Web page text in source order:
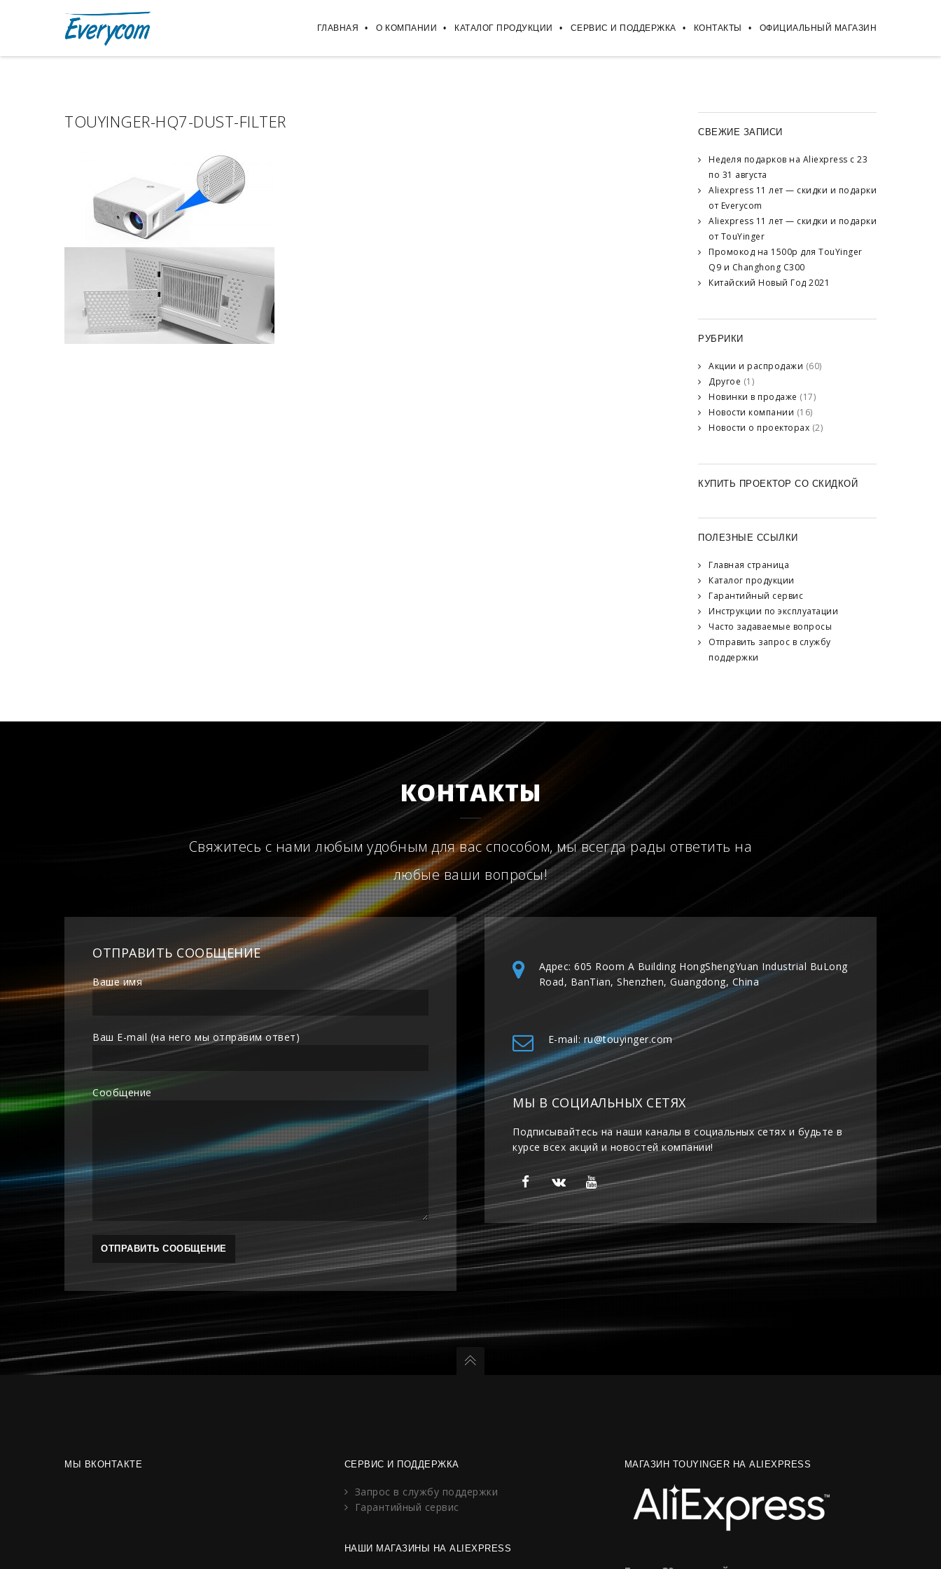
ГЛАВНАЯ О КОМПАНИИ КАТАЛОГ ПРОДУКЦИИ СЕРВИС И ПОДДЕРЖКА КОНТАКТЫ ОФИЦИАЛЬНЫЙ МАГАЗИН
TOUYINGER-HQ7-DUST-FILTER
СВЕЖИЕ ЗАПИСИ
Неделя подарков на Aliexpress с 23
по 31 августа
Aliexpress 11 лет — скидки и подарки
от Everycom
Aliexpress 11 лет — скидки и подарки
от TouYinger
Промокод на 1500р для TouYinger
Q9 и Changhong C300
Китайский Новый Год 2021
РУБРИКИ
Акции и распродажи (60)
Другое (1)
Новинки в продаже (17)
Новости компании (16)
Новости о проекторах (2)
КУПИТЬ ПРОЕКТОР СО СКИДКОЙ
ПОЛЕЗНЫЕ ССЫЛКИ
Главная страница
Каталог продукции
Гарантийный сервис
Инструкции по эксплуатации
Часто задаваемые вопросы
Отправить запрос в службу
поддержки
КОНТАКТЫ
Свяжитесь с нами любым удобным для вас способом, мы всегда рады ответить на
любые ваши вопросы!
ОТПРАВИТЬ СООБЩЕНИЕ
Ваше имя
Ваш E-mail (на него мы отправим ответ)
Сообщение
Адрес: 605 Room A Building HongShengYuan Industrial BuLong
Road, BanTian, Shenzhen, Guangdong, China
E-mail: ru@touyinger.com
МЫ В СОЦИАЛЬНЫХ СЕТЯХ
Подписывайтесь на наши каналы в социальных сетях и будьте в
курсе всех акций и новостей компании!
МЫ ВКОНТАКТЕ СЕРВИС И ПОДДЕРЖКА
Запрос в службу поддержки
Гарантийный сервис
НАШИ МАГАЗИНЫ НА ALIEXPRESS
МАГАЗИН TOUYINGER НА ALIEXPRESS